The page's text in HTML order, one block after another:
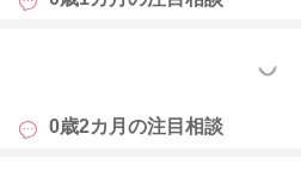
もっと見る
0歳2カ月の注目相談